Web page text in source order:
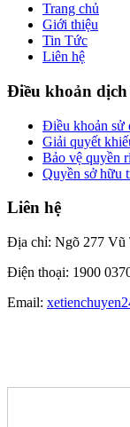
Trang chủ
Giới thiệu
Tin Tức
Liên hệ
Điều khoản
Điều khoản sử
Giải quyết
Bảo vệ quyền
Quyền sở hữu
Liên hệ
Địa chỉ: Ngõ 277 Vũ
Điện thoại: 1900
Email: